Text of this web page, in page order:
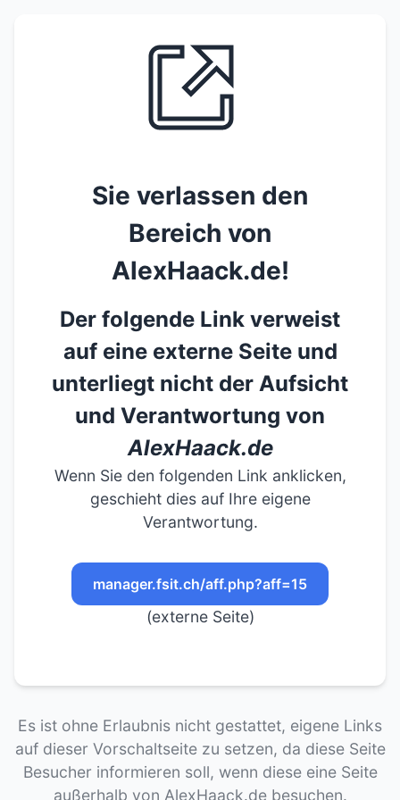
Sie verlassen den
Bereich von
AlexHaack.de!
Der folgende Link verweist
auf eine externe Seite und
unterliegt nicht der Aufsicht
und Verantwortung von
AlexHaack.de
Wenn Sie den folgenden Link anklicken,
geschieht dies auf Ihre eigene
Verantwortung.
manager.fsit.ch/aff.php?aff=15
(externe Seite)
Es ist ohne Erlaubnis nicht gestattet, eigene Links
auf dieser Vorschaltseite zu setzen, da diese Seite
Besucher informieren soll, wenn diese eine Seite
außerhalb von AlexHaack.de besuchen.